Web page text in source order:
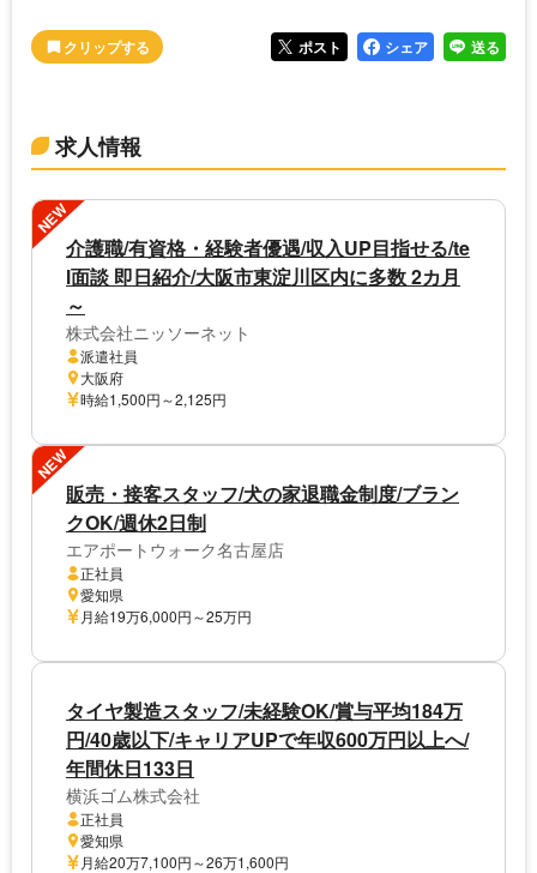
ポスト シェア 送る
求人情報
NEW
介護職/有資格・経験者優遇/収入UP目指せる/te
l面談 即日紹介/大阪市東淀川区内に多数 2カ月
～
株式会社ニッソーネット
派遣社員
大阪府
時給1,500円～2,125円
NEW
販売・接客スタッフ/犬の家退職金制度/ブラン
クOK/週休2日制
エアポートウォーク名古屋店
正社員
愛知県
月給19万6,000円～25万円
タイヤ製造スタッフ/未経験OK/賞与平均184万
円/40歳以下/キャリアUPで年収600万円以上へ/
年間休日133日
横浜ゴム株式会社
正社員
愛知県
月給20万7,100円～26万1,600円